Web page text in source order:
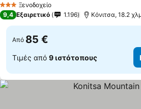
3 ΑστέριαΞενοδοχείο
9,4 Εξαιρετικό 1.196 Κόνιτσα, 18.2
Από 85 €
Τιμές από 9 ιστότοπους